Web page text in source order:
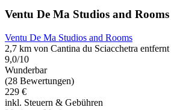
Ventu De Ma Studios and Rooms
Ventu De Ma Studios and Rooms
2,7 km von Cantina du Sciacchetra entfernt
9,0/10
Wunderbar
(28 Bewertungen)
229 €
inkl. Steuern & Gebühren